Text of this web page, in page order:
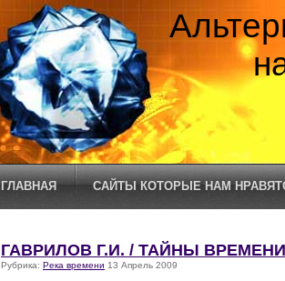
ГЛАВНАЯ САЙТЫ КОТОРЫЕ НАМ
ГАВРИЛОВ Г.И. / ТАЙНЫ ВРЕМЕНИ
Рубрика: Река времени 13 Апрель 2009